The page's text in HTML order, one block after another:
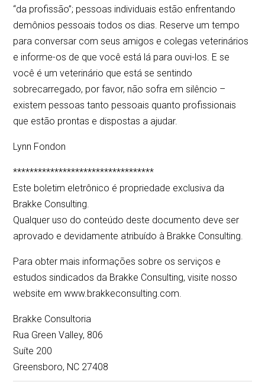
“da profissão”; pessoas individuais estão enfrentando
demônios pessoais todos os dias. Reserve um tempo
para conversar com seus amigos e colegas veterinários
e informe-os de que você está lá para ouvi-los. E se
você é um veterinário que está se sentindo
sobrecarregado, por favor, não sofra em silêncio –
existem pessoas tanto pessoais quanto profissionais
que estão prontas e dispostas a ajudar.
Lynn Fondon
**********************************
Este boletim eletrônico é propriedade exclusiva da
Brakke Consulting.
Qualquer uso do conteúdo deste documento deve ser
aprovado e devidamente atribuído à Brakke Consulting.
Para obter mais informações sobre os serviços e
estudos sindicados da Brakke Consulting, visite nosso
website em www.brakkeconsulting.com.
Brakke Consultoria
Rua Green Valley, 806
Suíte 200
Greensboro, NC 27408